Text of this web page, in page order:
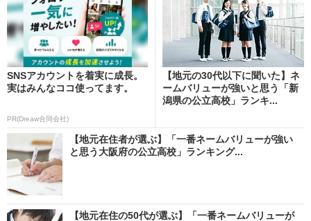
SNSアカウントを着実に成長。
実はみんなココ使ってます。
PR(Dreaw合同会社)
【地元の30代以下に聞いた】ネ
ームバリューが強いと思う「新
潟県の公立高校」ランキ...
【地元在住者が選ぶ】「一番ネームバリューが強い
と思う大阪府の公立高校」ランキング...
【地元在住の50代が選ぶ】「一番ネームバリューが